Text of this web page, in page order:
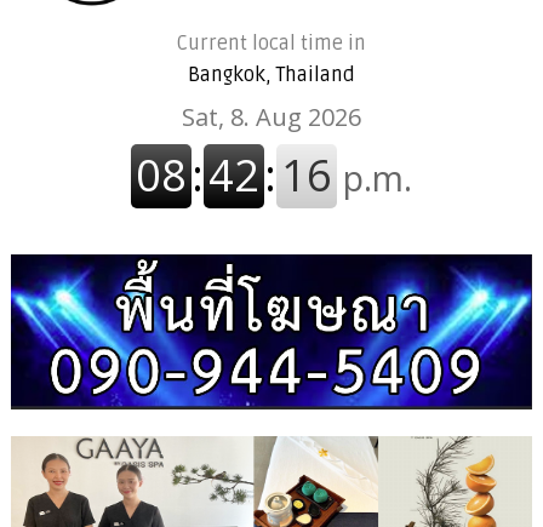
Current local time in
Bangkok, Thailand